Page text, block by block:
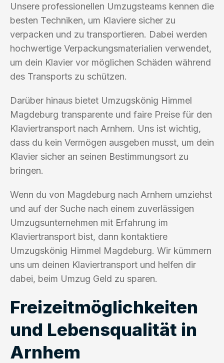
Unsere professionellen Umzugsteams kennen die
besten Techniken, um Klaviere sicher zu
verpacken und zu transportieren. Dabei werden
hochwertige Verpackungsmaterialien verwendet,
um dein Klavier vor möglichen Schäden während
des Transports zu schützen.
Darüber hinaus bietet Umzugskönig Himmel
Magdeburg transparente und faire Preise für den
Klaviertransport nach Arnhem. Uns ist wichtig,
dass du kein Vermögen ausgeben musst, um dein
Klavier sicher an seinen Bestimmungsort zu
bringen.
Wenn du von Magdeburg nach Arnhem umziehst
und auf der Suche nach einem zuverlässigen
Umzugsunternehmen mit Erfahrung im
Klaviertransport bist, dann kontaktiere
Umzugskönig Himmel Magdeburg. Wir kümmern
uns um deinen Klaviertransport und helfen dir
dabei, beim Umzug Geld zu sparen.
Freizeitmöglichkeiten
und Lebensqualität in
Arnhem